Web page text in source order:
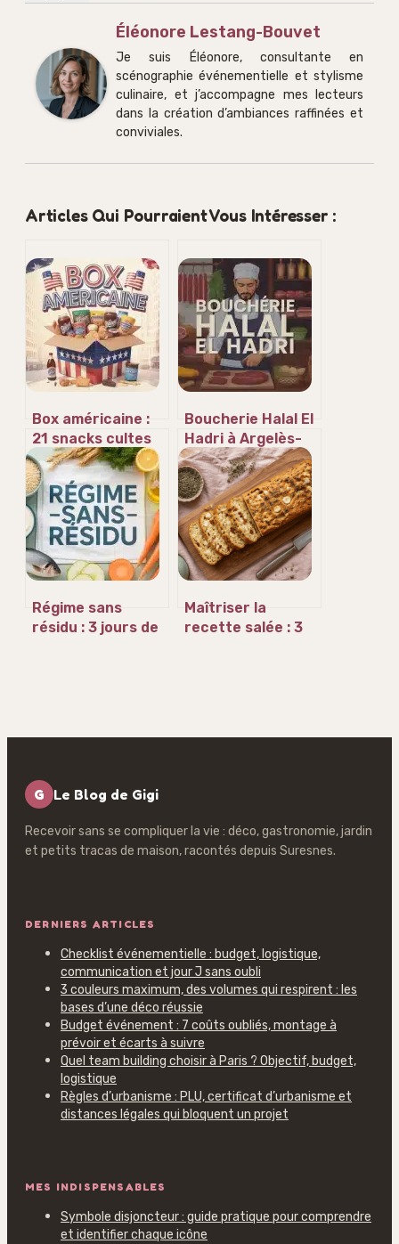
Éléonore Lestang-Bouvet
Je suis Éléonore, consultante en
scénographie événementielle et stylisme
culinaire, et j’accompagne mes lecteurs
dans la création d’ambiances raffinées et
conviviales.
Articles Qui Pourraient Vous Intéresser :
Box américaine :
21 snacks cultes
et 3 critères pour
réussir votre
sélection
Boucherie Halal El
Hadri à Argelès-
sur-Mer :
l’excellence
artisanale au
service de vos
repas
Régime sans
résidu : 3 jours de
Maîtriser la
recette salée : 3
G Le Blog de Gigi
Recevoir sans se compliquer la vie : déco, gastronomie, jardin
et petits tracas de maison, racontés depuis Suresnes.
DERNIERS ARTICLES
Checklist événementielle : budget, logistique,
communication et jour J sans oubli
3 couleurs maximum, des volumes qui respirent : les
bases d’une déco réussie
Budget événement : 7 coûts oubliés, montage à
prévoir et écarts à suivre
Quel team building choisir à Paris ? Objectif, budget,
logistique
Règles d’urbanisme : PLU, certificat d’urbanisme et
distances légales qui bloquent un projet
MES INDISPENSABLES
Symbole disjoncteur : guide pratique pour comprendre
et identifier chaque icône